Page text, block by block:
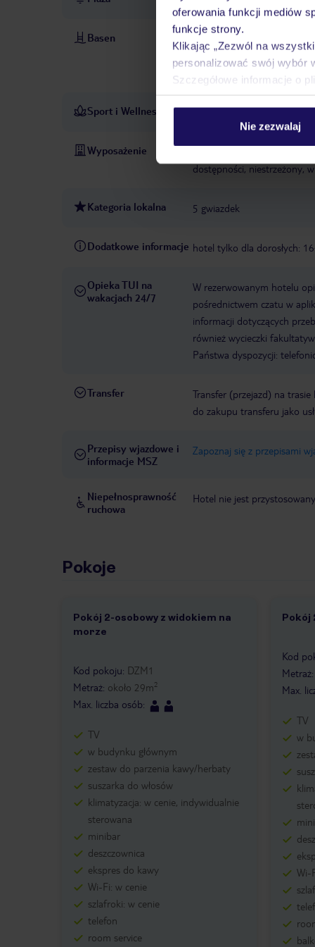
oferowania funkcji mediów
funkcje strony.
Klikając „Zezwól na
personalizować swój wybór
Szczegółowe informacje o
Nie zezwalaj
Basen baseny: 3 basen:
warunków pogodowych,
ręczniki: w cenie
Sport i Wellness
Wyposażenie
dostępności, niestrzeżony,
Kategoria lokalna 5 gwiazdek
Dodatkowe informacje hotel tylko dla dorosłych:
Opieka TUI na
wakacjach 24/7
W rezerwowanym hotelu
pośrednictwem czatu w
informacji dotyczących
również wycieczki
Państwa dyspozycji:
Transfer
Transfer (przejazd) na
do zakupu transferu jako
Przepisy wjazdowe i
informacje MSZ
Zapoznaj się z przepisami
Niepełnosprawność
ruchowa
Hotel nie jest
Pokoje
Pokój 2-osobowy z widokiem na
morze
1 /1
Kod pokoju: DZM1
Metraż: około 29m2
Max. liczba osób:
TV
w budynku głównym
zestaw do parzenia kawy/herbaty
suszarka do włosów
klimatyzacja: w cenie, indywidualnie
sterowana
minibar
deszczownica
ekspres do kawy
Wi-Fi: w cenie
szlafroki: w cenie
telefon
room service
Pokój
1 /
Kod
Metraż:
Max.
TV
w
Wi-